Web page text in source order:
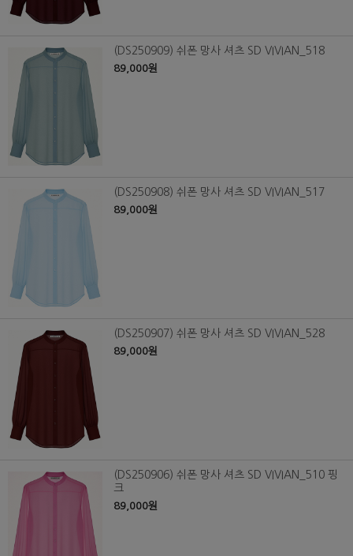
(DS250909) 쉬폰 망사 셔츠 SD VIVIAN_518
89,000원
(DS250908) 쉬폰 망사 셔츠 SD VIVIAN_517
89,000원
(DS250907) 쉬폰 망사 셔츠 SD VIVIAN_528
89,000원
(DS250906) 쉬폰 망사 셔츠 SD VIVIAN_510 핑
크
89,000원